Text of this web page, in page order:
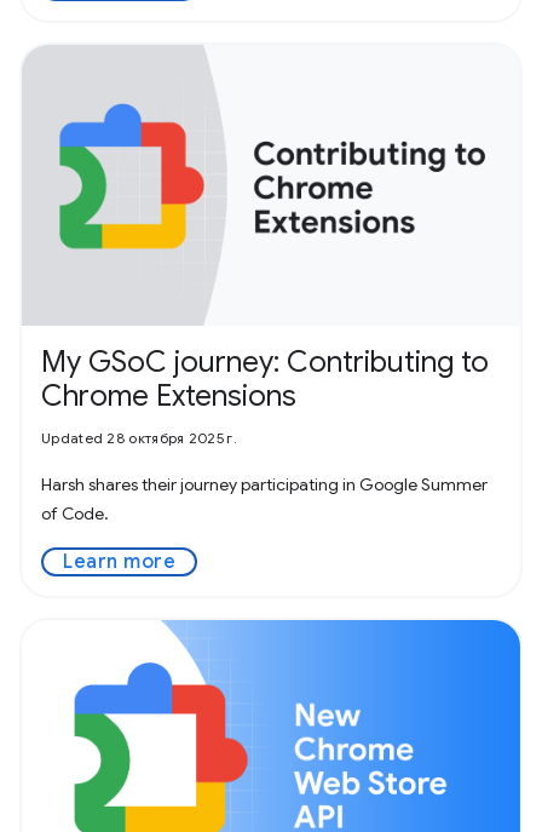
My GSoC journey: Contributing to
Chrome Extensions
Updated 28 октября 2025 г.
Harsh shares their journey participating in Google Summer
of Code.
Learn more